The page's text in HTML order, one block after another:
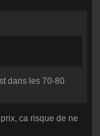
dans les 70-80
ca risque de ne